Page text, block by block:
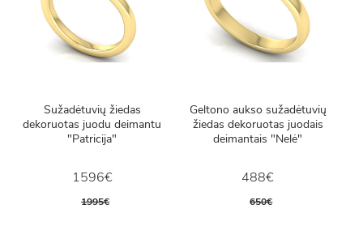
Sužadėtuvių žiedas
dekoruotas juodu deimantu
"Patricija"
1596€
1995€
Geltono aukso sužadėtuvių
žiedas dekoruotas juodais
deimantais "Nelė"
488€
650€